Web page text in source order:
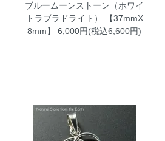
ブルームーンストーン（ホワイ
トラブラドライト）
【37mmX
8mm】 6,000円(税込6,600円)